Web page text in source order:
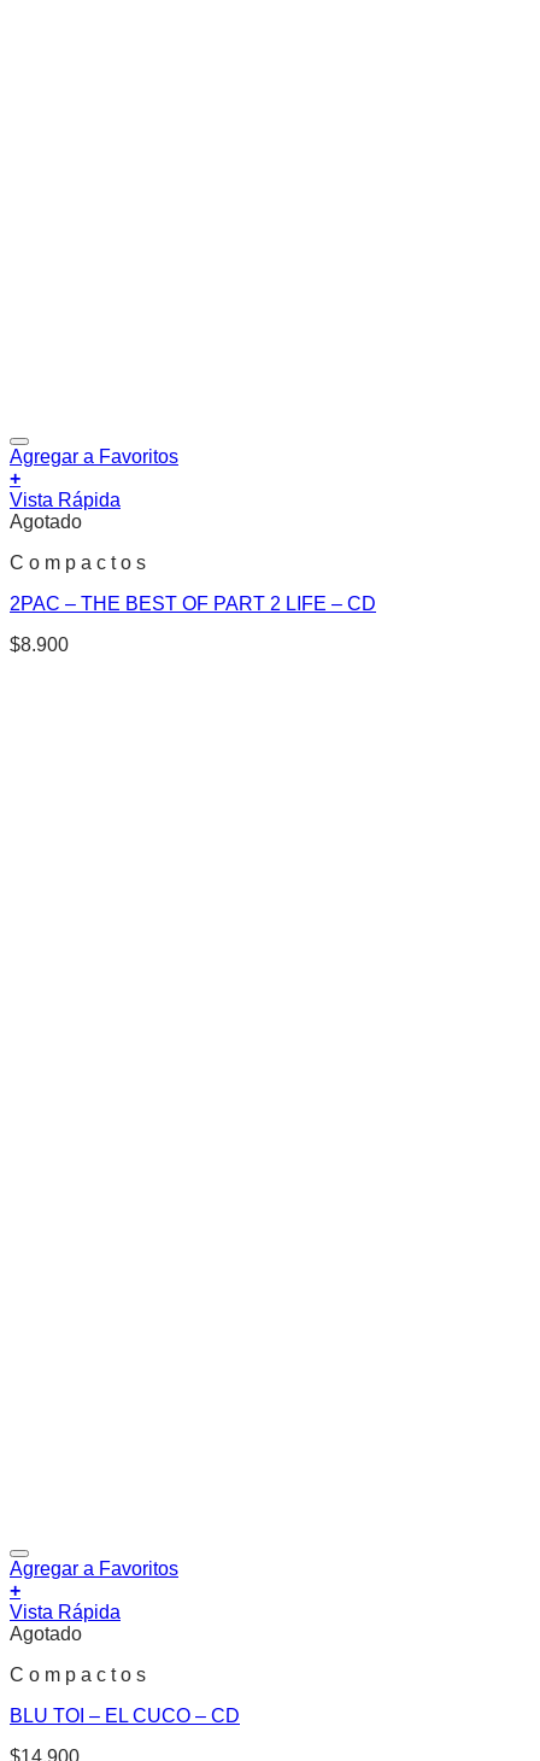
Agregar a Favoritos
+
Vista Rápida
Agotado
C o m p a c t o s
2PAC – THE BEST OF PART 2 LIFE – CD
$8.900
Agregar a Favoritos
+
Vista Rápida
Agotado
C o m p a c t o s
BLU TOI – EL CUCO – CD